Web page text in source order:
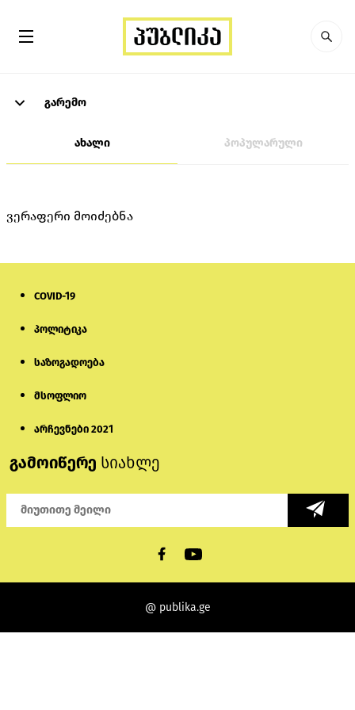
გარემო
ახალი პოპულარული
ვერაფერი მოიძებნა
COVID-19
პოლიტიკა
საზოგადოება
მსოფლიო
არჩევნები 2021
გამოიწერე სიახლე
@ publika.ge